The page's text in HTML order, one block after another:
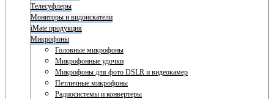
Телесуфлеры
Мониторы и видоискатели
iMate продукция
Микрофоны
Головные микрофоны
Микрофонные удочки
Микрофоны для фото DSLR и видеокамер
Петличные микрофоны
Радиосистемы и конвертеры